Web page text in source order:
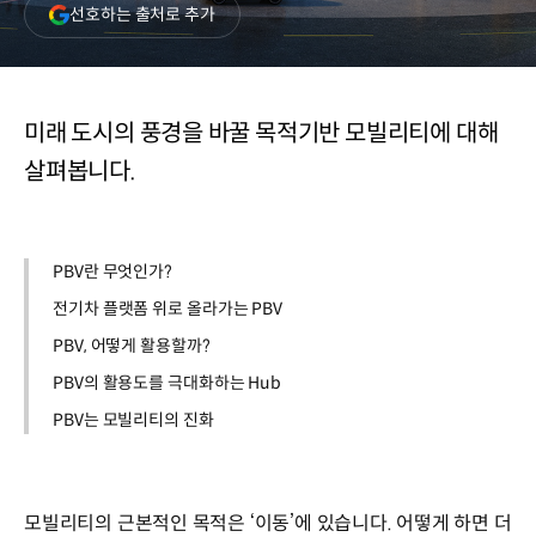
선호하는 출처로 추가(새
창
열림)
미래 도시의 풍경을 바꿀 목적기반 모빌리티에 대해
살펴봅니다.
PBV란 무엇인가?
전기차 플랫폼 위로 올라가는 PBV
PBV, 어떻게 활용할까?
PBV의 활용도를 극대화하는 Hub
PBV는 모빌리티의 진화
모빌리티의 근본적인 목적은 ‘이동’에 있습니다. 어떻게 하면 더